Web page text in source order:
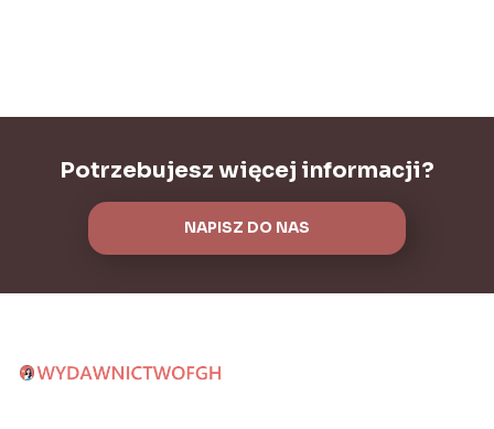
Potrzebujesz więcej informacji?
NAPISZ DO NAS